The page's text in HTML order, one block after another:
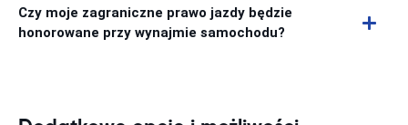
Czy moje zagraniczne prawo jazdy będzie
honorowane przy wynajmie samochodu?